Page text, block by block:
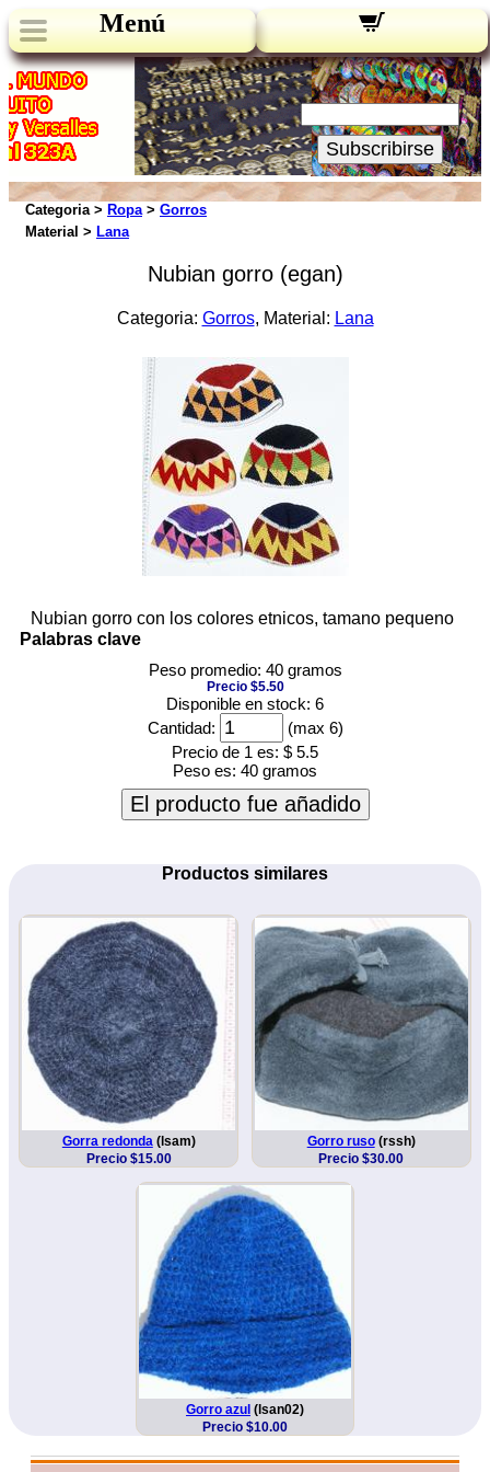
Menú
Novedades:
Su Email:
Subscribirse
Categoria > Ropa> Gorros
Material > Lana
Nubian gorro (egan)
Categoria: Gorros, Material: Lana
Nubian gorro con los colores etnicos, tamano pequeno
Palabras clave
Peso promedio: 40 gramos
Precio $5.50
Disponible en stock: 6
Cantidad:
(max 6)
Precio de 1 es: $ 5.5
Peso es: 40 gramos
El producto fue añadido
Productos similares
Gorra redonda(lsam)
Precio $15.00
Gorro ruso(rssh)
Precio $30.00
Gorro azul (lsan02)
Precio $10.00